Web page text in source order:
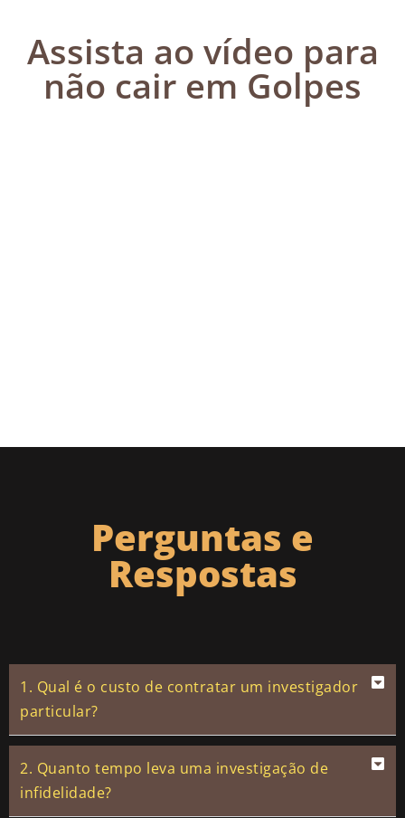
Assista ao vídeo para
não cair em Golpes
Perguntas e
Respostas
1. Qual é o custo de contratar um investigador
particular?
2. Quanto tempo leva uma investigação de
infidelidade?